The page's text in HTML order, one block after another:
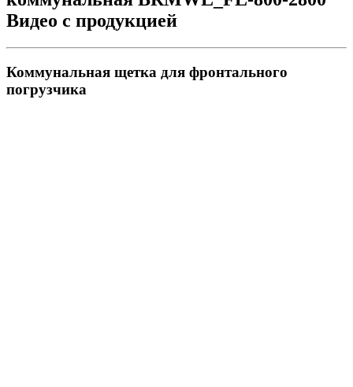
Видео с продукцией
Коммунальная щетка для фронтального
погрузчика